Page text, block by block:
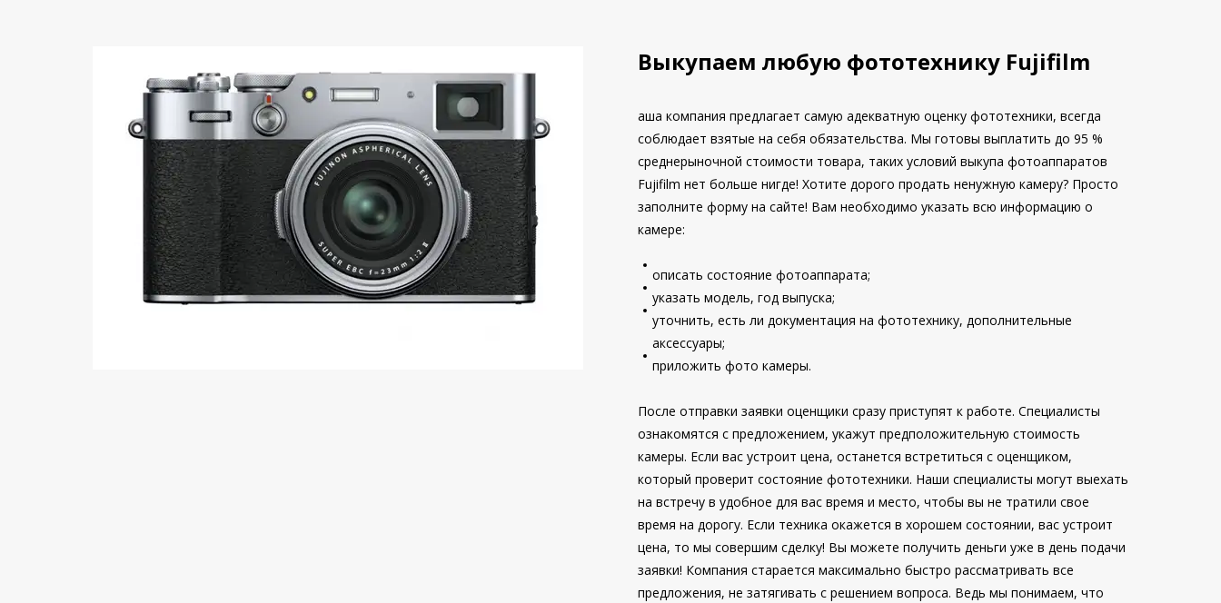
Выкупаем любую фототехнику Fujifilm
аша компания предлагает самую адекватную оценку фототехники, всегда
соблюдает взятые на себя обязательства. Мы готовы выплатить до 95 %
среднерыночной стоимости товара, таких условий выкупа фотоаппаратов
Fujifilm нет больше нигде! Хотите дорого продать ненужную камеру? Просто
заполните форму на сайте! Вам необходимо указать всю информацию о
камере:
описать состояние фотоаппарата;
указать модель, год выпуска;
уточнить, есть ли документация на фототехнику, дополнительные
аксессуары;
приложить фото камеры.
После отправки заявки оценщики сразу приступят к работе. Специалисты
ознакомятся с предложением, укажут предположительную стоимость
камеры. Если вас устроит цена, останется встретиться с оценщиком,
который проверит состояние фототехники. Наши специалисты могут выехать
на встречу в удобное для вас время и место, чтобы вы не тратили свое
время на дорогу. Если техника окажется в хорошем состоянии, вас устроит
цена, то мы совершим сделку! Вы можете получить деньги уже в день подачи
заявки! Компания старается максимально быстро рассматривать все
предложения, не затягивать с решением вопроса. Ведь мы понимаем, что